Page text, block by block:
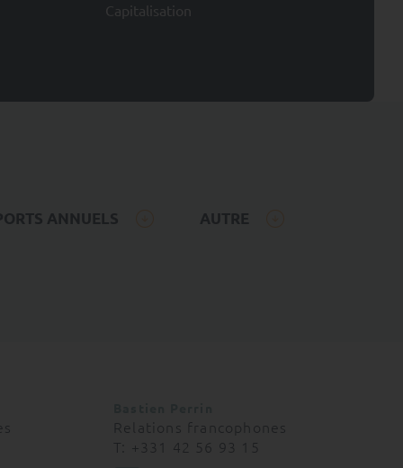
Capitalisation
ANNUELS AUTRE
Relations francophones
T: +331 42 56 93 15
et
des